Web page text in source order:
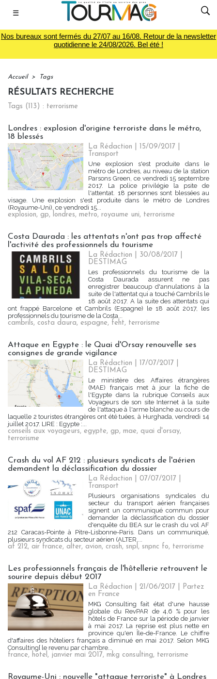
☰
Nos bureaux sont fermés du 27/07 au 16/08. Retour de la newsletter
quotidienne le 24/08/2026. Bel été !
Accueil > Tags
RÉSULTATS RECHERCHE
Tags (113) : terrorisme
Londres : explosion d'origine terroriste dans le métro,
18 blessés
La Rédaction | 15/09/2017
Transport
Une explosion s'est produite dans le
métro de Londres, au niveau de la station
Parsons Green, ce vendredi 15 septembre
2017. La police privilégie la psite de
l'attentat. 18 personnes sont blessées au
visage. Une explosion s'est produite dans le métro de Londres
(Royaume-Uni), ce vendredi 15...
explosion, gp, londres, metro, royaume uni, terrorisme
Costa Daurada : les attentats n'ont pas trop affecté
l'activité des professionnels du tourisme
La Rédaction | 30/08/2017
DESTIMAG
Les professionnels du tourisme de la
Costa Daurada assurent ne pas
enregistrer beaucoup d'annulations à la
suite de l'attentat qui a touché Cambrils le
18 août 2017. A la suite des attentats qui
ont frappé Barcelone et Cambrils (Espagne) le 18 août 2017, les
professionnels du tourisme de la Costa...
cambrils, costa daura, espagne, feht, terrorisme
Attaque en Egypte : le Quai d'Orsay renouvelle ses
consignes de grande vigilance
La Rédaction | 17/07/2017
DESTIMAG
Le ministère des Affaires étrangères
(MAE) français met à jour la fiche de
l'Egypte dans la rubrique Conseils aux
Voyageurs de son site Internet à la suite
de l'attaque à l'arme blanche au cours de
laquelle 2 touristes étrangères ont été tuées, à Hurghada, vendredi 14
juillet 2017. LIRE : Egypte :...
conseils aux voyageurs, egypte, gp, mae, quai d'orsay,
terrorisme
Crash du vol AF 212 : plusieurs syndicats de l'aérien
demandent la déclassification du dossier
La Rédaction | 07/07/2017
Transport
Plusieurs organisations syndicales du
secteur du transport aérien françaises
signent un communiqué commun pour
demander la déclassification du dossier
d'enquête du BEA sur le crash du vol AF
212 Caracas-Pointe à Pitre-Lisbonne-Paris. Dans un communiqué,
plusieurs syndicats du secteur aérien (ALTER,...
af 212, air france, alter, avion, crash, snpl, snpnc fo, terrorisme
Les professionnels français de l'hôtellerie retrouvent le
sourire depuis début 2017
La Rédaction | 21/06/2017
Partez
en France
MKG Consulting fait état d'une hausse
globale du RevPAR de 4,6 % pour les
hôtels de France sur la période de janvier
à mai 2017. La reprise est plus nette en
province qu'en Île-de-France. Le chiffre
d'affaires des hôteliers français a diminué en mai 2017. Selon MKG
Consulting[ le revenu par chambre...
france, hotel, janvier mai 2017, mkg consulting, terrorisme
Royaume-Uni : nouvelle "attaque terroriste" à Londres